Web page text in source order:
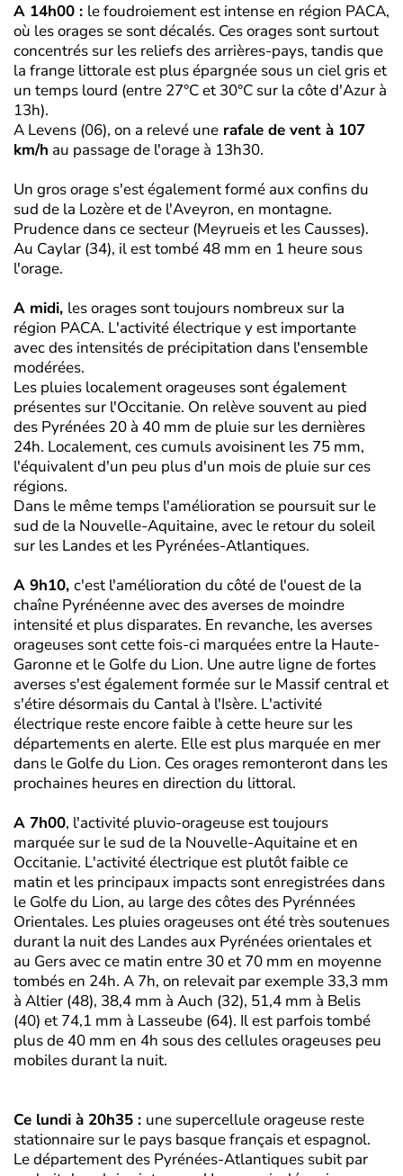
A 14h00 : le foudroiement est intense en région PACA,
où les orages se sont décalés. Ces orages sont surtout
concentrés sur les reliefs des arrières-pays, tandis que
la frange littorale est plus épargnée sous un ciel gris et
un temps lourd (entre 27°C et 30°C sur la côte d'Azur à
13h).
A Levens (06), on a relevé une rafale de vent à 107
km/h au passage de l'orage à 13h30.
Un gros orage s'est également formé aux confins du
sud de la Lozère et de l'Aveyron, en montagne.
Prudence dans ce secteur (Meyrueis et les Causses).
Au Caylar (34), il est tombé 48 mm en 1 heure sous
l'orage.
A midi, les orages sont toujours nombreux sur la
région PACA. L'activité électrique y est importante
avec des intensités de précipitation dans l'ensemble
modérées.
Les pluies localement orageuses sont également
présentes sur l'Occitanie. On relève souvent au pied
des Pyrénées 20 à 40 mm de pluie sur les dernières
24h. Localement, ces cumuls avoisinent les 75 mm,
l'équivalent d'un peu plus d'un mois de pluie sur ces
régions.
Dans le même temps l'amélioration se poursuit sur le
sud de la Nouvelle-Aquitaine, avec le retour du soleil
sur les Landes et les Pyrénées-Atlantiques.
A 9h10, c'est l'amélioration du côté de l'ouest de la
chaîne Pyrénéenne avec des averses de moindre
intensité et plus disparates. En revanche, les averses
orageuses sont cette fois-ci marquées entre la Haute-
Garonne et le Golfe du Lion. Une autre ligne de fortes
averses s'est également formée sur le Massif central et
s'étire désormais du Cantal à l'Isère. L'activité
électrique reste encore faible à cette heure sur les
départements en alerte. Elle est plus marquée en mer
dans le Golfe du Lion. Ces orages remonteront dans les
prochaines heures en direction du littoral.
A 7h00, l'activité pluvio-orageuse est toujours
marquée sur le sud de la Nouvelle-Aquitaine et en
Occitanie. L'activité électrique est plutôt faible ce
matin et les principaux impacts sont enregistrées dans
le Golfe du Lion, au large des côtes des Pyrénnées
Orientales. Les pluies orageuses ont été très soutenues
durant la nuit des Landes aux Pyrénées orientales et
au Gers avec ce matin entre 30 et 70 mm en moyenne
tombés en 24h. A 7h, on relevait par exemple 33,3 mm
à Altier (48), 38,4 mm à Auch (32), 51,4 mm à Belis
(40) et 74,1 mm à Lasseube (64). Il est parfois tombé
plus de 40 mm en 4h sous des cellules orageuses peu
mobiles durant la nuit.
Ce lundi à 20h35 : une supercellule orageuse reste
stationnaire sur le pays basque français et espagnol.
Le département des Pyrénées-Atlantiques subit par